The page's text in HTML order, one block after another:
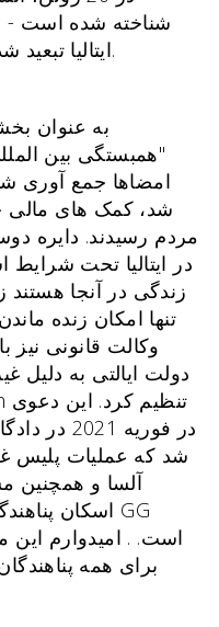
شناخته شده است -
ایتالیا تبعید شد، اگرچه او هیچ مقاومتی نکرد.
"همبستگی بین
امضاها جمع آوری
شد، کمک های مالی
مردم رسیدند. دایره
در ایتالیا تحت شرایط
زندگی در آنجا هستند
تنها امکان زنده
وکالت قانونی نیز
دولت ایالتی به دلیل
در فوریه
شد که عملیات پلیس
آلسا و